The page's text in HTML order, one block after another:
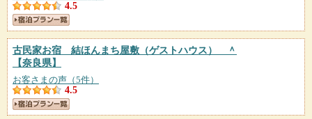
4.5
古民家お宿 結ほんまち屋敷（ゲストハウス） ＾
【奈良県】
お客さまの声（5件）
4.5